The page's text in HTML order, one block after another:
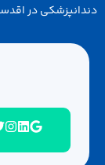
در اقدسیه